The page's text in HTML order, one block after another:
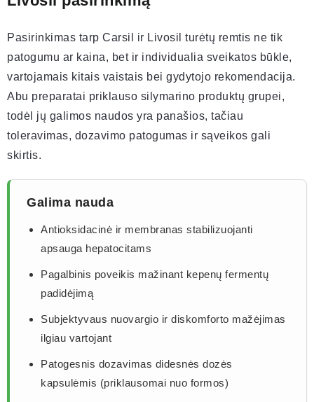
Pasirinkimas tarp Carsil ir Livosil turėtų remtis ne tik
patogumu ar kaina, bet ir individualia sveikatos būkle,
vartojamais kitais vaistais bei gydytojo rekomendacija.
Abu preparatai priklauso silymarino produktų grupei,
todėl jų galimos naudos yra panašios, tačiau
toleravimas, dozavimo patogumas ir sąveikos gali
skirtis.
Galima nauda
Antioksidacinė ir membranas stabilizuojanti
apsauga hepatocitams
Pagalbinis poveikis mažinant kepenų fermentų
padidėjimą
Subjektyvaus nuovargio ir diskomforto mažėjimas
ilgiau vartojant
Patogesnis dozavimas didesnės dozės
kapsulėmis (priklausomai nuo formos)